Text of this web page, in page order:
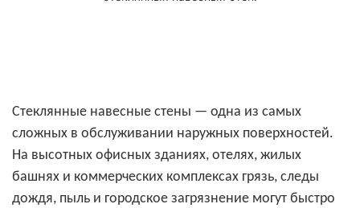
Стеклянные навесные стены — одна из самых
сложных в обслуживании наружных поверхностей.
На высотных офисных зданиях, отелях, жилых
башнях и коммерческих комплексах грязь, следы
дождя, пыль и городское загрязнение могут быстро